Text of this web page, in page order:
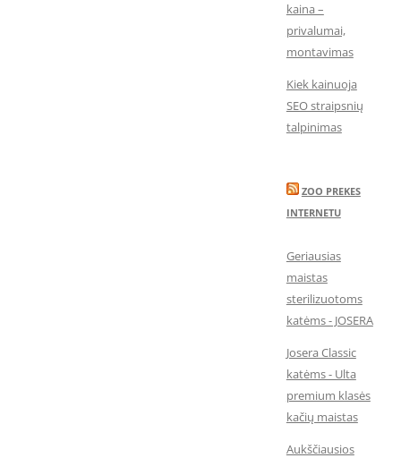
kaina –
privalumai,
montavimas
Kiek kainuoja
SEO straipsnių
talpinimas
ZOO PREKES
INTERNETU
Geriausias
maistas
sterilizuotoms
katėms - JOSERA
Josera Classic
katėms - Ulta
premium klasės
kačių maistas
Aukščiausios